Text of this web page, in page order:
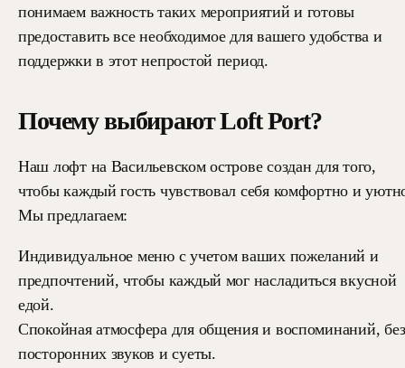
понимаем важность таких мероприятий и готовы
предоставить все необходимое для вашего удобства и
поддержки в этот непростой период.
Почему выбирают Loft Port?
Наш лофт на Васильевском острове создан для того,
чтобы каждый гость чувствовал себя комфортно и
Мы предлагаем:
Индивидуальное меню с учетом ваших пожеланий и
предпочтений, чтобы каждый мог насладиться вкусной
едой.
Спокойная атмосфера для общения и воспоминаний, без
посторонних звуков и суеты.